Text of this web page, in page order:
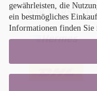
gewährleisten, die
ein bestmögliches
Informationen finden Sie
WIR